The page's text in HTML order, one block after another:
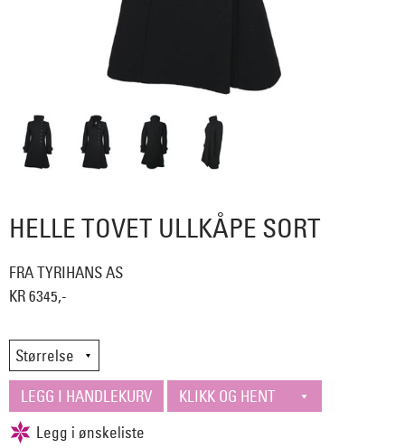
HELLE TOVET ULLKÅPE SORT
FRA TYRIHANS AS
KR 6345,-